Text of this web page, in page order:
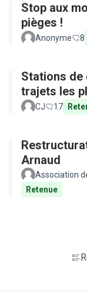
Stop aux
pièges !
Anonyme 8
Stations de
trajets les
CJ 17
Arnaud
Association
Retenue